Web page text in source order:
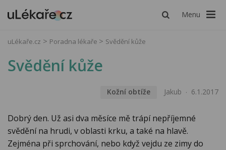
Menu
uLékaře.cz Poradna lékaře Svědění kůže
Svědění kůže
Kožní obtíže Jakub 6.1.2017
Dobrý den. Už asi dva měsíce mě trápí nepříjemné
svědění na hrudi, v oblasti krku, a také na hlavě.
Zejména při sprchování, nebo když vejdu ze zimy do